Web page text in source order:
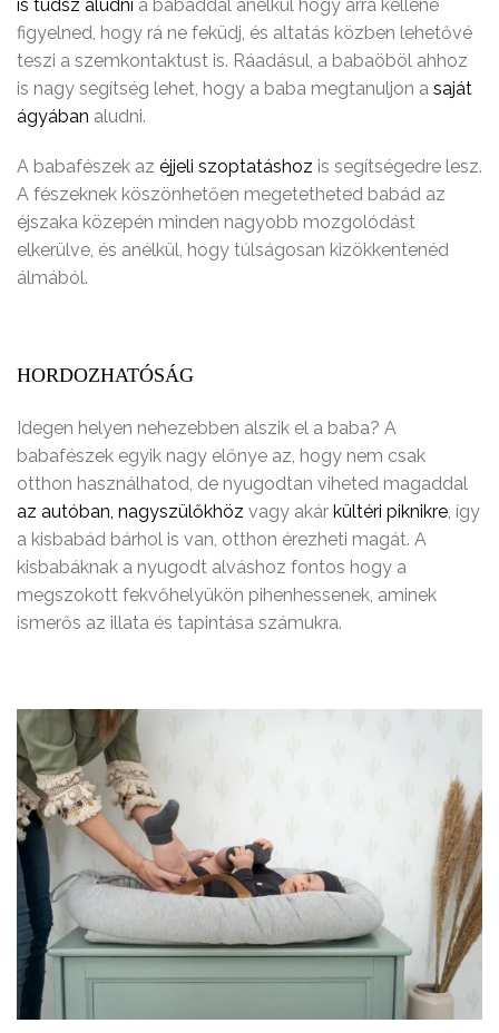
is tudsz aludni a babáddal anélkül hogy arra kellene
figyelned, hogy rá ne feküdj, és altatás közben lehetővé
teszi a szemkontaktust is. Ráadásul, a babaöböl ahhoz
is nagy segítség lehet, hogy a baba megtanuljon a saját
ágyában aludni.
A babafészek az éjjeli szoptatáshoz is segítségedre lesz.
A fészeknek köszönhetően megetetheted babád az
éjszaka közepén minden nagyobb mozgolódást
elkerülve, és anélkül, hogy túlságosan kizökkentenéd
álmából.
HORDOZHATÓSÁG
Idegen helyen nehezebben alszik el a baba? A
babafészek egyik nagy előnye az, hogy nem csak
otthon használhatod, de nyugodtan viheted magaddal
az autóban, nagyszülőkhöz vagy akár kültéri piknikre, így
a kisbabád bárhol is van, otthon érezheti magát. A
kisbabáknak a nyugodt alváshoz fontos hogy a
megszokott fekvőhelyükön pihenhessenek, aminek
ismerős az illata és tapintása számukra.